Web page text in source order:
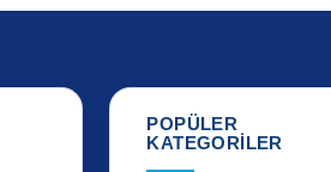
POPÜLER
KATEGORİLER